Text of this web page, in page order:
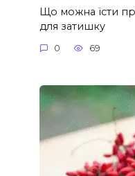
Що можна їсти
для затишку
0 69